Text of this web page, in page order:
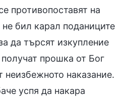
противопоставят на
бил карал поданиците
да търсят изкупление
прошка от Бог
неизбежното наказание.
успя да накара